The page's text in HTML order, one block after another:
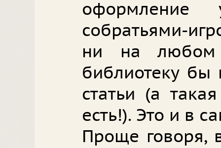
оформление
собратьями-
ни на любом
библиотеку
статьи (а
есть!). Это и в
Проще говоря,